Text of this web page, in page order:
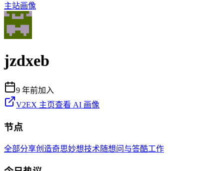
主站画像
jzdxeb
9 年前加入
V2EX 主页查看 AI 画像
节点
全部分享创造奇思妙想技术随想问与答酷工作